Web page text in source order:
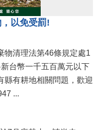
以免受罰!
物清理法第46條規定處1
台幣一千五百萬元以下
縣有耕地相關問題，歡迎